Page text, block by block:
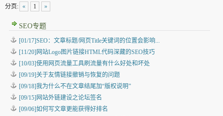
分页: « 1 »
SEO专题
[01/17]SEO：文章标题/网页Title关键词的位置会影响...
[11/20]网站Logo图片链接HTML代码深藏的SEO技巧
[10/03]使用网页流量工具刷流量有什么好处和坏处
[09/19]关于友情链接撤销与恢复的问题
[09/18]我为什么不在文章结尾加“版权说明”
[09/15]网站外链建设之论坛签名
[09/06]如何写文章更能获得好排名